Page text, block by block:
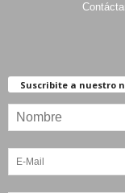
Suscribite a nuestro